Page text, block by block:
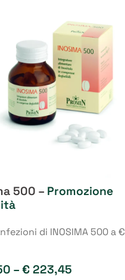
opzioni
possono
essere
nella
pagina
del
prodotto
500 – Promozione
di INOSIMA 500 a €
– €223,45